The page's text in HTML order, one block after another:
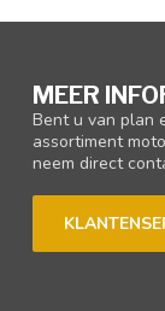
MEER
Bent u van plan
assortiment
neem direct